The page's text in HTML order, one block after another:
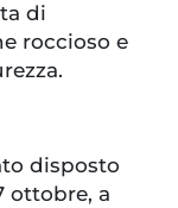
di
roccioso e
disposto
ottobre, a